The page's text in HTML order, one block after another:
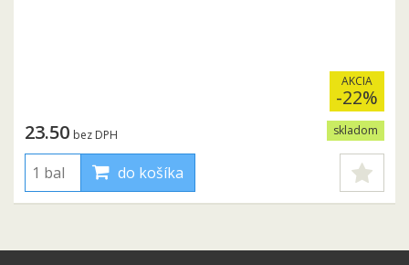
AKCIA
-22%
skladom
23.50 bez DPH
do košíka